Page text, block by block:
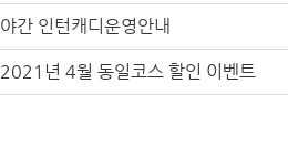
야간 인턴캐디운영안내
2021년 4월 동일코스 할인 이벤트